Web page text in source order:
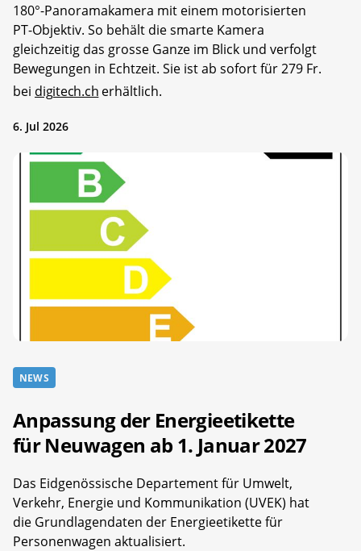
180°-Panoramakamera mit einem motorisierten
PT-Objektiv. So behält die smarte Kamera
gleichzeitig das grosse Ganze im Blick und verfolgt
Bewegungen in Echtzeit. Sie ist ab sofort für 279 Fr.
bei digitech.ch erhältlich.
6. Jul 2026
NEWS
Anpassung der Energieetikette
für Neuwagen ab 1. Januar 2027
Das Eidgenössische Departement für Umwelt,
Verkehr, Energie und Kommunikation (UVEK) hat
die Grundlagendaten der Energieetikette für
Personenwagen aktualisiert.